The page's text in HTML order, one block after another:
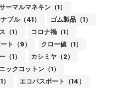
ーマルマネキン（1）
ブル（41）
ゴム製品（1）
（1）
コロナ禍（1）
ト（9）
クロー値（1）
1）
カシミヤ（2）
ックコットン（1）
エコパスポート（14）